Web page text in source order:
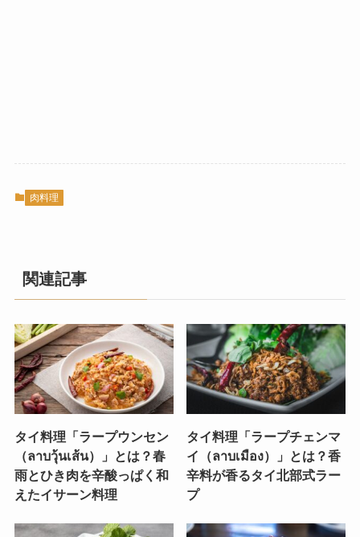
肉料理
関連記事
タイ料理「ラープウンセン
（ลาบวุ้นเส้น）」とは？春
雨とひき肉を辛酸っぱく和
えたイサーン料理
タイ料理「ラープチェンマ
イ（ลาบเมือง）」とは？香
辛料が香るタイ北部式ラー
プ